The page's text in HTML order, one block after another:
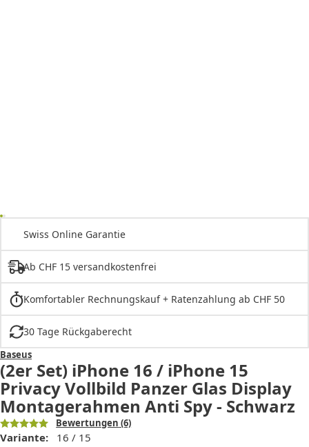
Swiss Online Garantie
Ab CHF 15 versandkostenfrei
Komfortabler Rechnungskauf + Ratenzahlung ab CHF 50
30 Tage Rückgaberecht
Baseus
(2er Set) iPhone 16 / iPhone 15
Privacy Vollbild Panzer Glas Display
Montagerahmen Anti Spy - Schwarz
Bewertungen (6)
Variante: 16 / 15